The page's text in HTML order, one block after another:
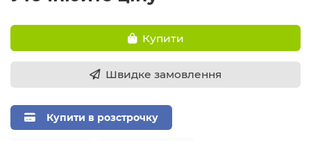
Купити
Швидке замовлення
Купити в розстрочку